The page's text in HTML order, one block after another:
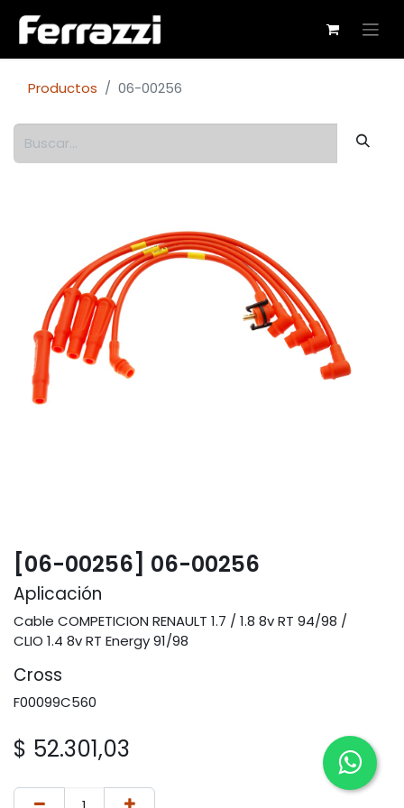
Productos 06-00256
[06-00256] 06-00256
Aplicación
Cable COMPETICION RENAULT 1.7 / 1.8 8v RT 94/98 /
CLIO 1.4 8v RT Energy 91/98
Cross
F00099C560
$ 52.301,03